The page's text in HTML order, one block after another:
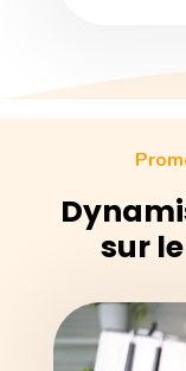
sur